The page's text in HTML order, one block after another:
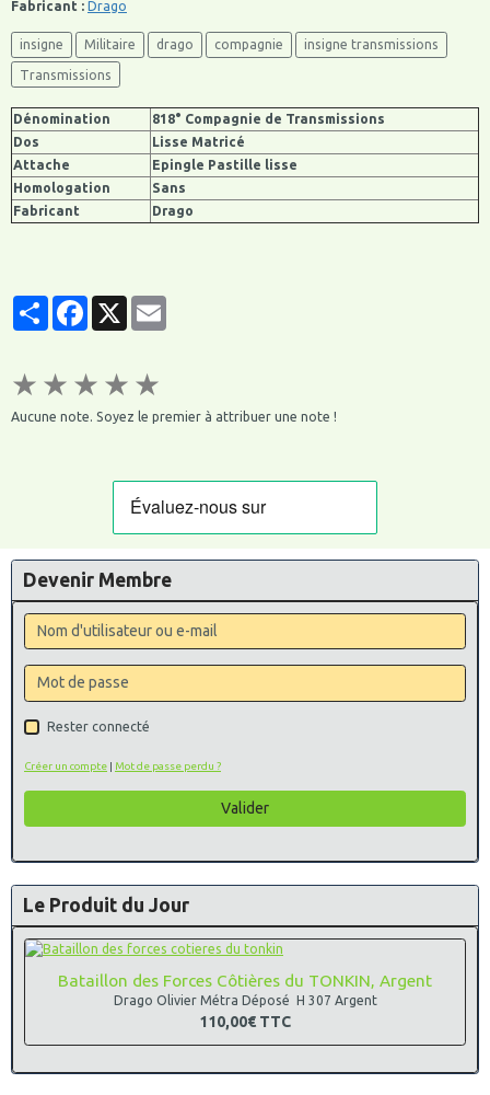
Fabricant : Drago
insigne Militaire drago compagnie insigne transmissions
Transmissions
Dénomination
818° Compagnie de Transmissions
Dos
Lisse Matricé
Attache
Epingle Pastille lisse
Homologation
Sans
Fabricant
Drago
PartagerFacebook
X
★ ★ ★ ★ ★
Aucune note. Soyez le premier à attribuer une note !
Devenir Membre
Rester connecté
Créer un compte | Mot de passe perdu ?
Valider
Le Produit du Jour
Bataillon des Forces Côtières du TONKIN, Argent
Drago Olivier Métra Déposé H 307 Argent
110,00€ TTC